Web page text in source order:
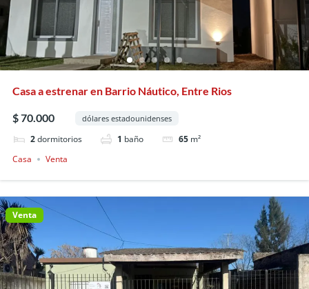
Casa a estrenar en Barrio Náutico, Entre Rios
$ 70.000 dólares estadounidenses
2dormitorios 1 baño 65 m²
Casa
Venta
Venta